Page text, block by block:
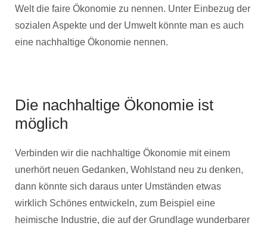
Welt die faire Ökonomie zu nennen. Unter Einbezug der
sozialen Aspekte und der Umwelt könnte man es auch
eine nachhaltige Ökonomie nennen.
Die nachhaltige Ökonomie ist
möglich
Verbinden wir die nachhaltige Ökonomie mit einem
unerhört neuen Gedanken, Wohlstand neu zu denken,
dann könnte sich daraus unter Umständen etwas
wirklich Schönes entwickeln, zum Beispiel eine
heimische Industrie, die auf der Grundlage wunderbarer